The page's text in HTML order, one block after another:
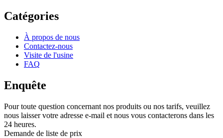
Catégories
À propos de nous
Contactez-nous
Visite de l'usine
FAQ
Enquête
Pour toute question concernant nos produits ou nos tarifs, veuillez
nous laisser votre adresse e-mail et nous vous contacterons dans les
24 heures.
Demande de liste de prix